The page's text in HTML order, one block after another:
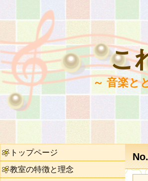
こ
～ 音楽と
トップページ
教室の特徴と理念